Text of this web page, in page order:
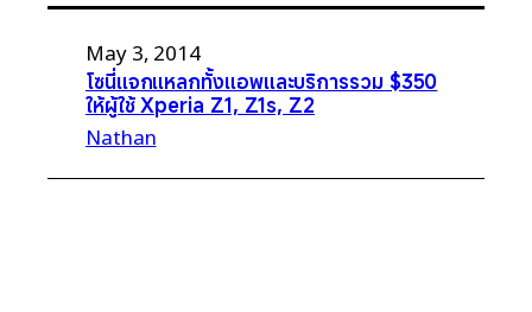
May 3, 2014
โซนี่แจกแหลกทั้งแอพและบริการรวม $350
ให้ผู้ใช้ Xperia Z1, Z1s, Z2
Nathan